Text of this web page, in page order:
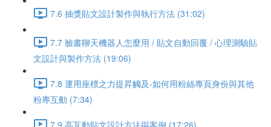
7.6 抽獎貼文設計製作與執行方法 (31:02)
7.7 臉書聊天機器人怎麼用 / 貼文自動回覆 / 心理測驗貼
文設計與製作方法 (19:06)
7.8 運用座標之力提昇觸及-如何用粉絲專頁身份與其他
粉專互動 (7:34)
7.9 高互動貼文設計方法與案例 (17:26)